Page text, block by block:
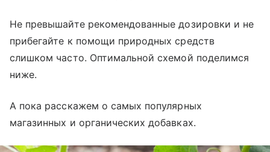
Не превышайте рекомендованные дозировки и не
прибегайте к помощи природных средств
слишком часто. Оптимальной схемой поделимся
ниже.
А пока расскажем о самых популярных
магазинных и органических добавках.